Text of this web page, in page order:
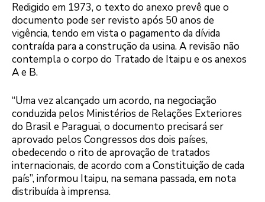
Redigido em 1973, o texto do anexo prevê que o
documento pode ser revisto após 50 anos de
vigência, tendo em vista o pagamento da dívida
contraída para a construção da usina. A revisão não
contempla o corpo do Tratado de Itaipu e os anexos
A e B.
“Uma vez alcançado um acordo, na negociação
conduzida pelos Ministérios de Relações Exteriores
do Brasil e Paraguai, o documento precisará ser
aprovado pelos Congressos dos dois países,
obedecendo o rito de aprovação de tratados
internacionais, de acordo com a Constituição de cada
país”, informou Itaipu, na semana passada, em nota
distribuída à imprensa.